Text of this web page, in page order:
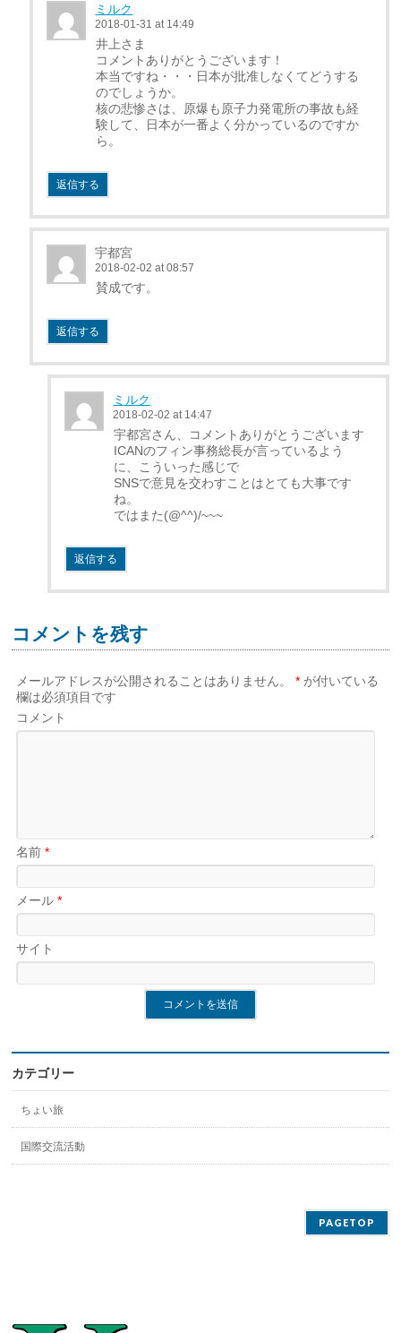
ミルク
2018-01-31 at 14:49
井上さま
コメントありがとうございます！
本当ですね・・・日本が批准しなくてどうする
のでしょうか。
核の悲惨さは、原爆も原子力発電所の事故も経
験して、日本が一番よく分かっているのですか
ら。
返信する
宇都宮
2018-02-02 at 08:57
賛成です。
返信する
ミルク
2018-02-02 at 14:47
宇都宮さん、コメントありがとうございます
ICANのフィン事務総長が言っているよう
に、こういった感じで
SNSで意見を交わすことはとても大事です
ね。
ではまた(@^^)/~~~
返信する
コメントを残す
メールアドレスが公開されることはありません。 * が付いている
欄は必須項目です
コメント
名前*
メール*
サイト
カテゴリー
ちょい旅
国際交流活動
PAGETOP